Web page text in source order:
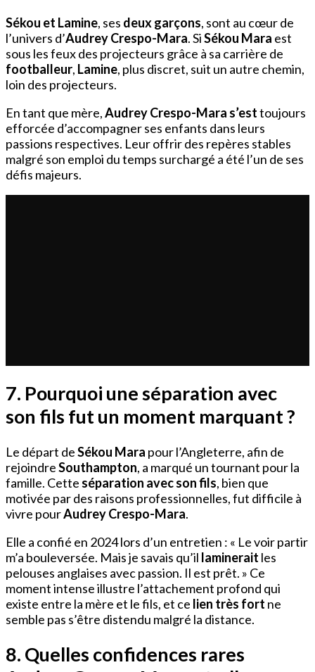
Sékou et Lamine, ses deux garçons, sont au cœur de
l’univers d’Audrey Crespo-Mara. SiSékou Mara est
sous les feux des projecteurs grâce à sa carrière de
footballeur, Lamine, plus discret, suit un autre chemin,
loin des projecteurs.
En tant que mère,Audrey Crespo-Mara s’esttoujours
efforcée d’accompagner ses enfants dans leurs
passions respectives. Leur offrir des repères stables
malgré son emploi du temps surchargé a été l’un de ses
défis majeurs.
7. Pourquoi une séparation avec
son fils fut un moment marquant ?
Le départ deSékou Mara pour l’Angleterre, afin de
rejoindreSouthampton, a marqué un tournant pour la
famille. Cette séparation avec son fils, bien que
motivée par des raisons professionnelles, fut difficile à
vivre pourAudrey Crespo-Mara.
Elle a confié en 2024 lors d’un entretien : « Le voir partir
m’a bouleversée. Mais je savais qu’il laminerait les
pelouses anglaises avec passion. Il est prêt. » Ce
moment intense illustre l’attachement profond qui
existe entre la mère et le fils, et ce lien très fort ne
semble pas s’être distendu malgré la distance.
8. Quelles confidences rares